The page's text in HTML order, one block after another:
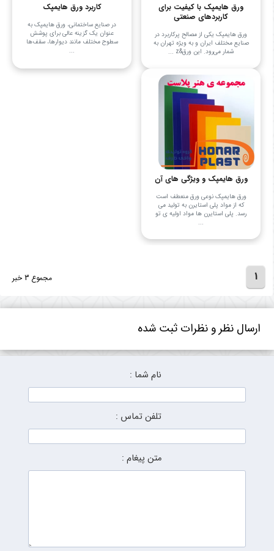
ورق هایمپک با کیفیت برای
کاربردهای صنعتی
ورق هایمپک یکی از مصالح پرکاربرد در
صنایع مختلف ایران و به ویژه تهران به
شمار می‌رود. این ورق&z ...
کاربرد ورق هایمپک
در صنایع ساختمانی، ورق هایمپک به
عنوان یک گزینه عالی برای پوشش
سطوح مختلف مانند دیوارها، سقف‌ها
...
ورق هایمپک و ویژگی های آن
ورق هایمپک نوعی ورق منعطف است
که از مواد پلی استایرن به تولید می
رسد. پلی استایرن ها مواد اولیه ی تو
...
1 مجموع 3 خبر
ارسال نظر و نظرات ثبت شده
نام شما :
تلفن تماس :
متن پیغام :